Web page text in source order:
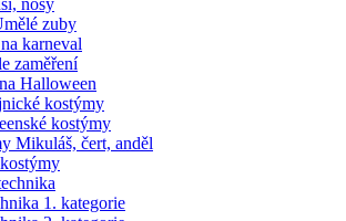
zuby
karneval
zaměření
Halloween
kostýmy
kostýmy
Mikuláš, čert, anděl
1. kategorie